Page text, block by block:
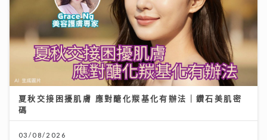
夏秋交接困擾肌膚 應對醣化羰基化有辦法｜鑽石美肌密
碼
03/08/2026